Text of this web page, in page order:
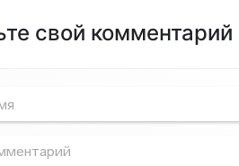
свой комментарий